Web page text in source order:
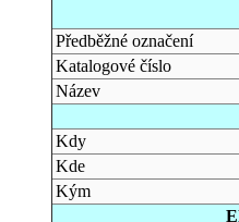
Předběžné označení
Katalogové číslo
Název
Kdy
Kde
Kým